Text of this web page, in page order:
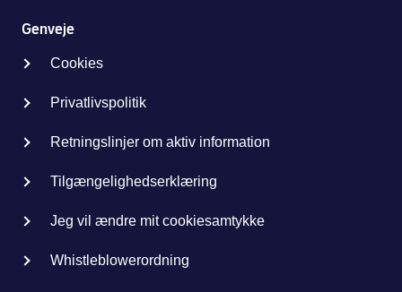
Genveje
Cookies
Privatlivspolitik
Retningslinjer om aktiv information
Tilgængelighedserklæring
Jeg vil ændre mit cookiesamtykke
Whistleblowerordning